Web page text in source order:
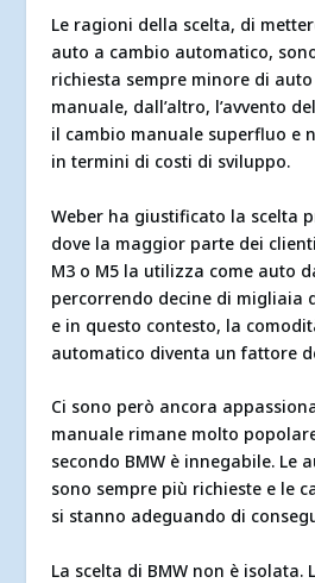
Le ragioni della scelta, di
auto a cambio automatico,
richiesta sempre minore di
manuale, dall’altro, l’avvento
il cambio manuale superfluo e
in termini di costi di sviluppo.
Weber ha giustificato la scelta
dove la maggior parte dei
M3 o M5 la utilizza come auto
percorrendo decine di migliaia
e in questo contesto, la
automatico diventa un fattore
Ci sono però ancora
manuale rimane molto
secondo BMW è innegabile. Le
sono sempre più richieste e le
si stanno adeguando di
La scelta di BMW non è isolata.